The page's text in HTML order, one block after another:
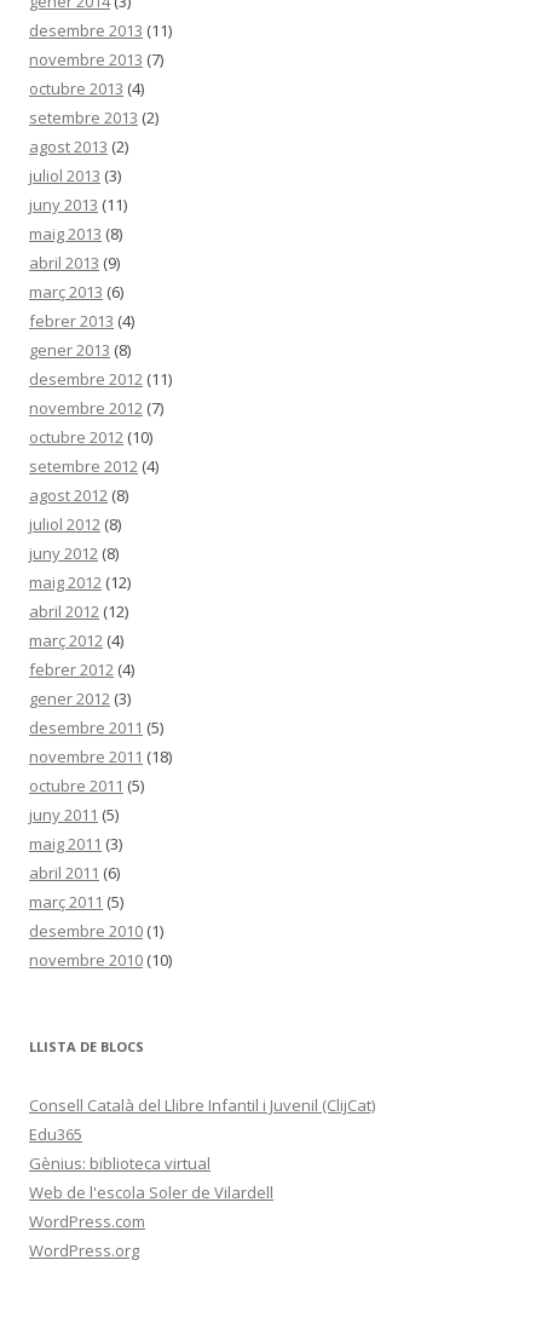
desembre 2013 (11)
novembre 2013 (7)
octubre 2013 (4)
setembre 2013 (2)
agost 2013 (2)
juliol 2013 (3)
juny 2013 (11)
maig 2013 (8)
abril 2013 (9)
març 2013 (6)
febrer 2013 (4)
gener 2013 (8)
desembre 2012 (11)
novembre 2012 (7)
octubre 2012 (10)
setembre 2012 (4)
agost 2012 (8)
juliol 2012 (8)
juny 2012 (8)
maig 2012 (12)
abril 2012 (12)
març 2012 (4)
febrer 2012 (4)
gener 2012 (3)
desembre 2011 (5)
novembre 2011 (18)
octubre 2011 (5)
juny 2011 (5)
maig 2011 (3)
abril 2011 (6)
març 2011 (5)
desembre 2010 (1)
novembre 2010 (10)
LLISTA DE BLOCS
Consell Català del Llibre Infantil i Juvenil (ClijCat)
Edu365
Gènius: biblioteca virtual
Web de l'escola Soler de Vilardell
WordPress.com
WordPress.org